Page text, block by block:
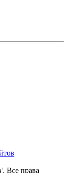
Все права